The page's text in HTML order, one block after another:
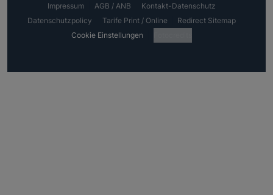
Impressum AGB / ANB
Kontakt-Datenschutz
Datenschutzpolicy
Tarife Print / Online
Redirect Sitemap
Cookie Einstellungen